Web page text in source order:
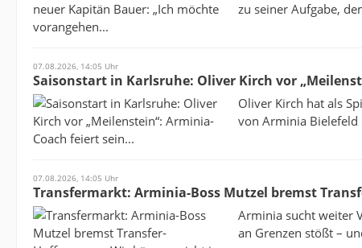
zu seiner Aufgabe,
07.08.2026, 14:05 Uhr
Saisonstart in Karlsruhe: Oliver Kirch vor
Oliver Kirch hat als
von Arminia Bielefeld
07.08.2026, 14:05 Uhr
Transfermarkt: Arminia-Boss Mutzel bremst
Arminia sucht weiter
an Grenzen stößt –